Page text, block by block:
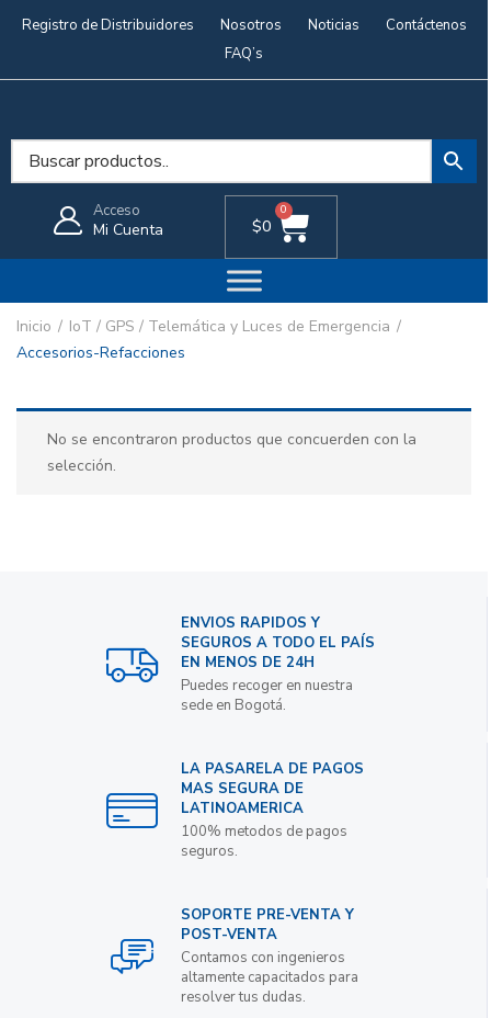
Registro de Distribuidores Nosotros Noticias
Contáctenos
FAQ’s
Acceso
Mi Cuenta $0
0
Inicio
IoT / GPS / Telemática y Luces de Emergencia
Accesorios-Refacciones
No se encontraron productos que concuerden con la
selección.
ENVIOS RAPIDOS Y
SEGUROS A TODO EL PAÍS
EN MENOS DE 24H
Puedes recoger en nuestra
sede en Bogotá.
LA PASARELA DE PAGOS
MAS SEGURA DE
LATINOAMERICA
100% metodos de pagos
seguros.
SOPORTE PRE-VENTA Y
POST-VENTA
Contamos con ingenieros
altamente capacitados para
resolver tus dudas.